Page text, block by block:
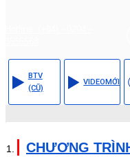
BTV
(CŨ)
VIDEOMỚI
CHƯƠNG